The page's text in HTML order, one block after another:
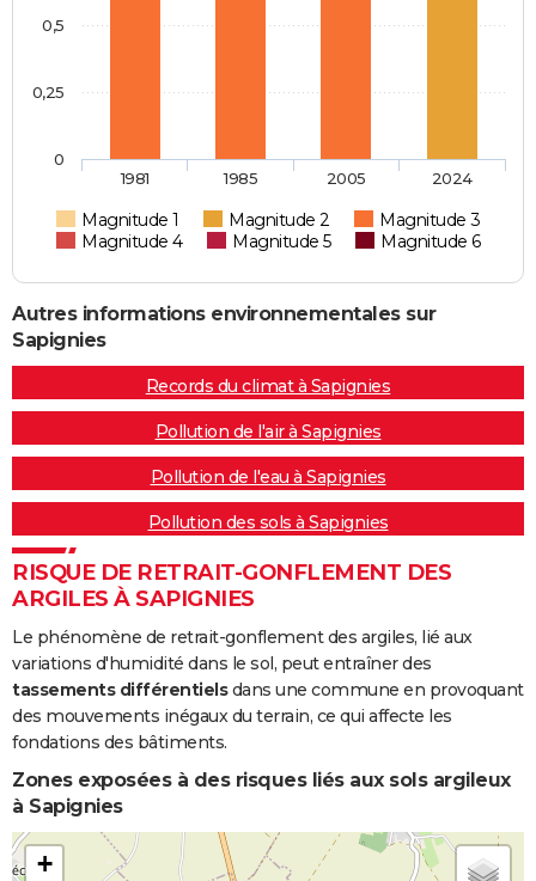
Magnitude 1 Magnitude 2
Magnitude 3
Magnitude 4
Magnitude 5 Magnitude 6
1981 1985 2005 2024
0
0,25
0,5
Autres informations environnementales sur
Sapignies
Records du climat à Sapignies
Pollution de l'air à Sapignies
Pollution de l'eau à Sapignies
Pollution des sols à Sapignies
RISQUE DE RETRAIT-GONFLEMENT DES
ARGILES À SAPIGNIES
Le phénomène de retrait-gonflement des argiles, lié aux
variations d'humidité dans le sol, peut entraîner des
tassements différentielsdans une commune en provoquant
des mouvements inégaux du terrain, ce qui affecte les
fondations des bâtiments.
Zones exposées à des risques liés aux sols argileux
à Sapignies
+